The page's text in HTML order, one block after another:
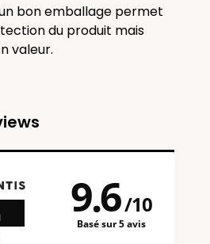
bon emballage permet
du produit mais
valeur.
9.6/10
Basé sur 5 avis